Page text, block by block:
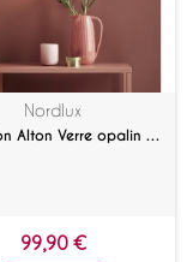
Nordlux
Suspension Alton Verre opalin 23 cm
99,90 €